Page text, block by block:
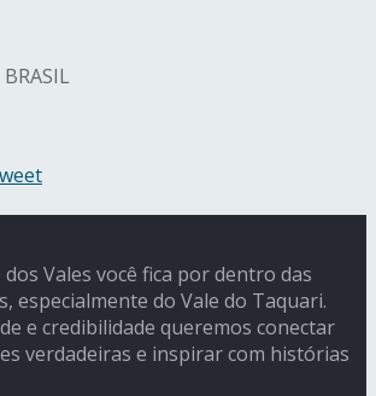
Vales você fica por dentro das
especialmente do Vale do Taquari.
e credibilidade queremos conectar
verdadeiras e inspirar com histórias